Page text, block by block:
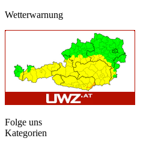
Wetterwarnung
Folge uns
Kategorien